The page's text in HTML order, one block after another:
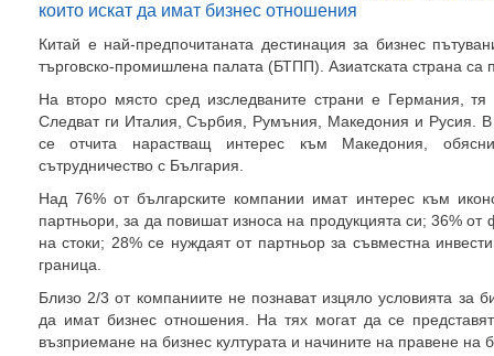
които искат да имат бизнес отношения
Китай е най-предпочитаната дестинация за бизнес
търговско-промишлена палата (БТПП). Азиатската страна са
На второ място сред изследваните страни е Германия,
Следват ги Италия, Сърбия, Румъния, Македония и Русия.
се отчита нарастващ интерес към Македония,
сътрудничество с България.
Над 76% от българските компании имат интерес към
партньори, за да повишат износа на продукцията си; 36%
на стоки; 28% се нуждаят от партньор за съвместна
граница.
Близо 2/3 от компаниите не познават изцяло условията за
да имат бизнес отношения. На тях могат да се
възприемане на бизнес културата и начините на правене на